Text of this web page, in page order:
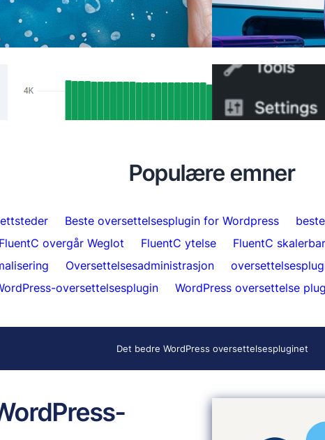
AI-oversettelser
Ekte SEO-resultater: Hvordan FluentC’s
Endelig, et
du kan bytte
minutter
Populære emner
Beste oversettelsesplugin for Wordpress
FluentC overgår Weglot FluentC ytelse FluentC
Oversettelsesadministrasjon
oversettelsesplugin WordPress oversettelse
Det bedre WordPress oversettelsespluginet